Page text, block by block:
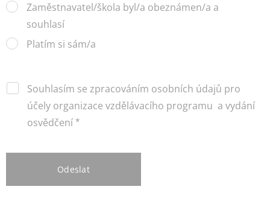
Zaměstnavatel/škola byl/a obeznámen/a a
souhlasí
Platím si sám/a
Souhlasím se zpracováním osobních údajů pro
účely organizace vzdělávacího programu a vydání
osvědčení
Odeslat